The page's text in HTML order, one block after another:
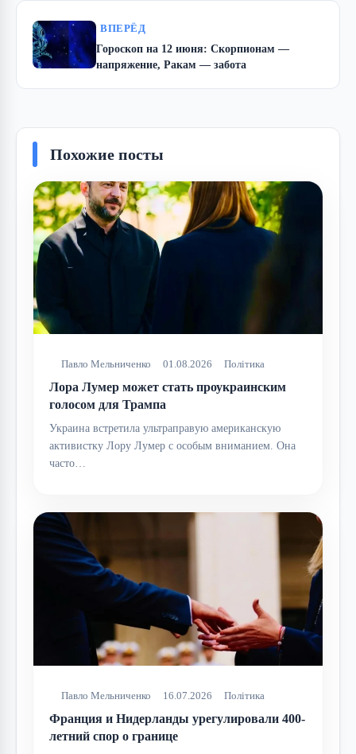
ВПЕРЁД
Гороскоп на 12 июня: Скорпионам —
напряжение, Ракам — забота
Похожие посты
Павло Мельниченко 01.08.2026 Політика
Лора Лумер может стать проукраинским
голосом для Трампа
Украина встретила ультраправую американскую
активистку Лору Лумер с особым вниманием. Она
часто…
Павло Мельниченко 16.07.2026 Політика
Франция и Нидерланды урегулировали 400-
летний спор о границе